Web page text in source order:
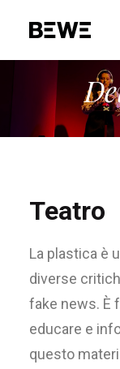
PORTFOLIO
CHI SIAMO
ADVOCACY
CONTATTACI
Teatro
La plastica è
diverse
fake news. È
educare e
questo